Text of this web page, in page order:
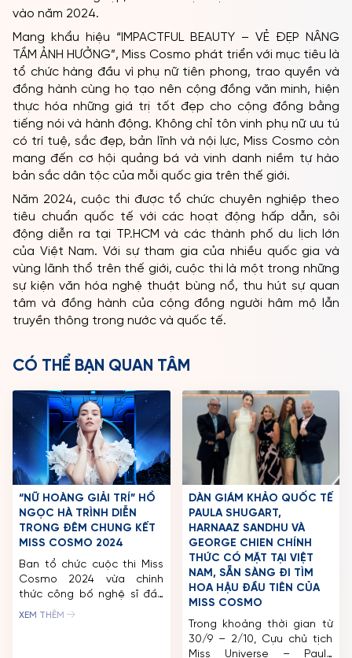
Dental Group; Gem Center – Đối Tác Địa Điểm Cao
Flowers – Nhà Tài Trợ Hoa Chính Thức Giai Đoạn
TP.HCM; Các Nhà Đồng Tài Trợ: Bệnh Viện FV, Hottour,
Ninh Bình Legend Hotel & Convention Center, Tam Cốc
Lamontagne Resort & Spa Ninh Bình, Minawa Kenhga
resort & spa Ninh Bình, Khách sạn The Reed Ninh Bình,
Dalat Palace, Du Parc Hotel, Diamond Stars Bến Tre,
Diamond Bay Nha Trang Hotel, Pharmekal. Nhà tài trợ
ẩm thực tại TP. Hồ Chí Minh – Quán Bụi, Nhà hàng Cơm
chay Nàng Tấm, Nhà hàng Takahiro, Ann Quán; Nhà tài
trợ ẩm thực Ninh Bình – Nhà hàng 5 Dê, Nhà hàng Thanh
Nga Luxury, Nhà hàng Ngọc Minh Cung Đình, Nhà hàng
Thành Long, Nhà hàng Thế Giới Hải Sản; S Florist – Nhà
tài trợ Hoa tươi chính thức Khu vực Hà Nội; Đối tác
truyền thông: TikTok, Tạp chí Harper’s Bazaar, Kỷ
Nguyên Group, MoliStar, Kompa.ai, Siêu ứng dụng giải trí
VieON, POPS. Bảo trợ truyền thông: VTV, HTV, VieZ,
Saobiz, Pose, Tạp chí Phụ Nữ Ngày Nay, Tạp chí Lavyon.
Missosology, Sash Factor, The Philippine Pageantry,
World Press, DPIDAMU, Pageantry News International,
Moli Queen, Miss U Opinions, International Poll, Thai
Sashes.
Miss Cosmo
“Miss Cosmo” là THẾ VẬN HỘI SẮC ĐẸP QUỐC TẾ do
Unimedia sáng lập, tổ chức tại Việt Nam lần đầu tiên
vào năm 2024.
Mang khẩu hiệu “IMPACTFUL BEAUTY – VẺ ĐẸP NÂNG
TẦM ẢNH HƯỞNG”, Miss Cosmo phát triển với mục tiêu là
tổ chức hàng đầu vì phụ nữ tiên phong, trao quyền và
đồng hành cùng họ tạo nên cộng đồng văn minh, hiện
thực hóa những giá trị tốt đẹp cho cộng đồng bằng
tiếng nói và hành động. Không chỉ tôn vinh phụ nữ ưu tú
có trí tuệ, sắc đẹp, bản lĩnh và nội lực, Miss Cosmo còn
mang đến cơ hội quảng bá và vinh danh niềm tự hào
bản sắc dân tộc của mỗi quốc gia trên thế giới.